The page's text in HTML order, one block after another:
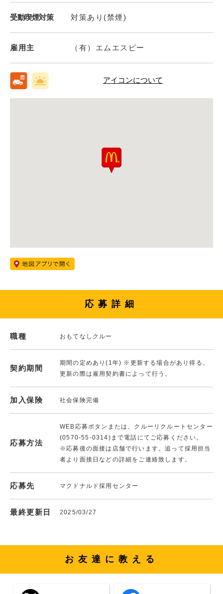
受動喫煙対策 対策あり(禁煙)
雇用主 （有）エムエスピー
アイコンについて
応募詳細
職種 おもてなしクルー
契約期間
期間の定めあり(1年) ※更新する場合があり得る。
更新の際は雇用契約書によって行う。
加入保険 社会保険完備
応募方法
WEB応募ボタンまたは、クルーリクルートセンター
(0570-55-0314)まで電話にてご応募ください。
※応募後の面接は店舗で行います。追って採用担当
者より面接日などの詳細をご連絡致します。
応募先 マクドナルド採用センター
最終更新日 2025/03/27
お友達に教える